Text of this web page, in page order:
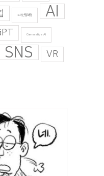
4차산업혁명 AI
Generative AI
SNS VR